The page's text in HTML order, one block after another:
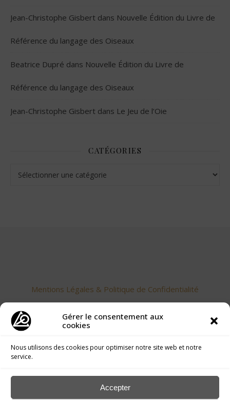
Gérer le consentement aux
cookies
Nous utilisons des cookies pour optimiser notre site web et notre
service.
Accepter
Jean-Christophe Gisbert dans Nouvelle Édition du Livre de
Référence du langage des Oiseaux
Beatrice Dupré dans Nouvelle Édition du Livre de
Référence du langage des Oiseaux
Jean-Christophe Gisbert dans Le Jeu de l’Oie
CATÉGORIES
Mentions Légales & Politique de Confidentialité
L’Énigme du Dodécaèdre dit « Romain »